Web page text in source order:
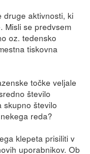
druge aktivnosti, ki
Misli se predvsem
oz. tedensko
tiskovna
točke veljale
število
skupno število
reda?
klepeta prisiliti v
uporabnikov. Ob